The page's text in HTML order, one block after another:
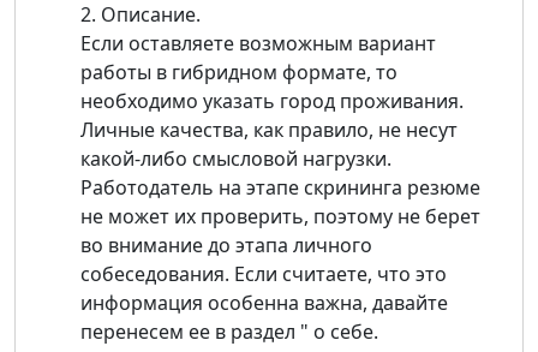
2. Описание.
Если оставляете возможным вариант
работы в гибридном формате, то
необходимо указать город проживания.
Личные качества, как правило, не несут
какой-либо смысловой нагрузки.
Работодатель на этапе скрининга резюме
не может их проверить, поэтому не берет
во внимание до этапа личного
собеседования. Если считаете, что это
информация особенна важна, давайте
перенесем ее в раздел " о себе.